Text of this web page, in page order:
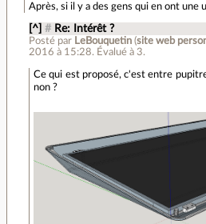
Après, si il y a des gens qui en ont une
[^] # Re: Intérêt ?
Posté par LeBouquetin (site web
2016 à 15:28. Évalué à 3.
Ce qui est proposé, c'est entre
non ?